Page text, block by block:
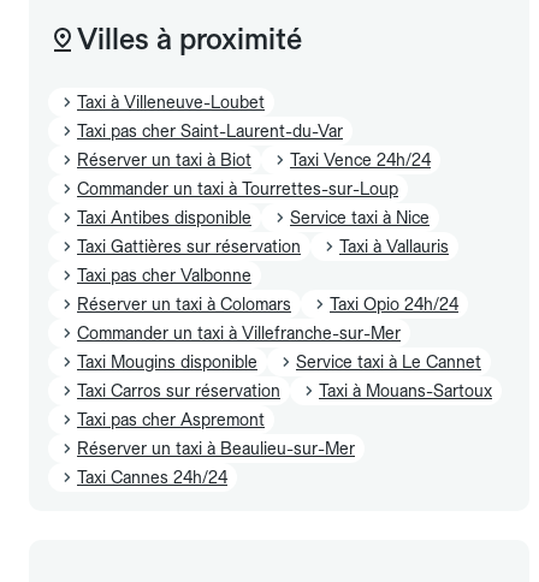
Villes à proximité
Taxi à Villeneuve-Loubet
Taxi pas cher Saint-Laurent-du-Var
Réserver un taxi à Biot
Taxi Vence 24h/24
Commander un taxi à Tourrettes-sur-Loup
Taxi Antibes disponible
Service taxi à Nice
Taxi Gattières sur réservation
Taxi à Vallauris
Taxi pas cher Valbonne
Réserver un taxi à Colomars
Taxi Opio 24h/24
Commander un taxi à Villefranche-sur-Mer
Taxi Mougins disponible
Service taxi à Le Cannet
Taxi Carros sur réservation
Taxi à Mouans-Sartoux
Taxi pas cher Aspremont
Réserver un taxi à Beaulieu-sur-Mer
Taxi Cannes 24h/24